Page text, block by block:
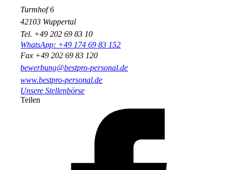
Turmhof 6
42103 Wuppertal
Tel. +49 202 69 83 10
WhatsApp: +49 174 69 83 152
Fax +49 202 69 83 120
bewerbung@bestpro-personal.de
www.bestpro-personal.de
Unsere Stellenbörse
Teilen